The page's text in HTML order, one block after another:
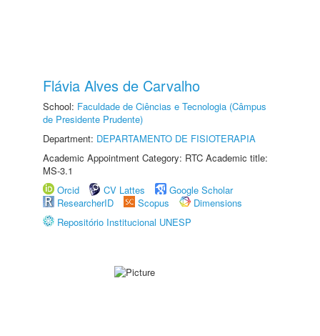
Flávia Alves de Carvalho
School: Faculdade de Ciências e Tecnologia (Câmpus
de Presidente Prudente)
Department: DEPARTAMENTO DE FISIOTERAPIA
Academic Appointment Category: RTC Academic title:
MS-3.1
Orcid
CV Lattes
Google Scholar
ResearcherID
Scopus
Dimensions
Repositório Institucional UNESP